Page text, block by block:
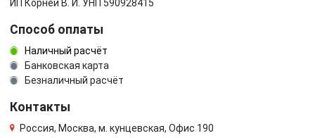
ИП Корней В. И. УНП 590928415
Способ оплаты
Наличный расчёт
Банковская карта
Безналичный расчёт
Контакты
Россия, Москва, м. кунцевская, Офис 190